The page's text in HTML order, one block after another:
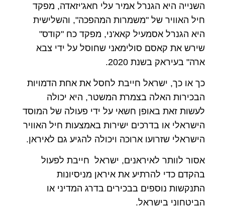
השנייה היא הגנרל אמיר עלי חאג'יזאדה, מפקד
חיל האוויר של "משמרות המהפכה", והשלישית
היא הגנרל אסמעיל קאא'ני, מפקד כח "קודס"
שירש את קאסם סולימאני שחוסל על ידי צבא
ארה" בעיראק בשנת 2020.
כך או כך, ישראל חייבת לחסל את אחת הדמויות
הבכירות האלה בצמרת המשטר, היא יכולה
לעשות זאת באופן חשאי על ידי פעולה של המוסד
הישראלי או בדרכים ישירות באמצעות חיל האוויר
הישראלי שזרועו ארוכה ויכולה להגיע גם לאיראן.
אסור לוותר לאיראנים, ישראל חייבת לפעול
בהקדם כדי להרתיע את איראן מניסיונות
התנקשות נוספים בבכירים בדרג המדיני או
הביטחוני בישראל.